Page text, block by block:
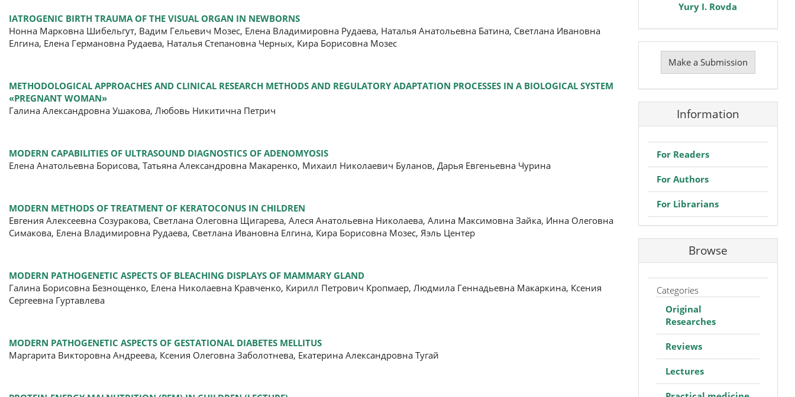
IATROGENIC BIRTH TRAUMA OF THE VISUAL ORGAN IN NEWBORNS
Нонна Марковна Шибельгут, Вадим Гельевич Мозес, Елена Владимировна Рудаева, Наталья Анатольевна Батина, Светлана Ивановна
Елгина, Елена Германовна Рудаева, Наталья Степановна Черных, Кира Борисовна Мозес
METHODOLOGICAL APPROACHES AND CLINICAL RESEARCH METHODS AND REGULATORY ADAPTATION PROCESSES IN A BIOLOGICAL SYSTEM
«PREGNANT WOMAN»
Галина Александровна Ушакова, Любовь Никитична Петрич
MODERN CAPABILITIES OF ULTRASOUND DIAGNOSTICS OF ADENOMYOSIS
Елена Анатольевна Борисова, Татьяна Александровна Макаренко, Михаил Николаевич Буланов, Дарья Евгеньевна Чурина
MODERN METHODS OF TREATMENT OF KERATOCONUS IN CHILDREN
Евгения Алексеевна Созуракова, Светлана Олеговна Щигарева, Алеся Анатольевна Николаева, Алина Максимовна Зайка, Инна Олеговна
Симакова, Елена Владимировна Рудаева, Светлана Ивановна Елгина, Кира Борисовна Мозес, Яэль Центер
MODERN PATHOGENETIC ASPECTS OF BLEACHING DISPLAYS OF MAMMARY GLAND
Галина Борисовна Безнощенко, Елена Николаевна Кравченко, Кирилл Петрович Кропмаер, Людмила Геннадьевна Макаркина, Ксения
Сергеевна Гуртавлева
MODERN PATHOGENETIC ASPECTS OF GESTATIONAL DIABETES MELLITUS
Маргарита Викторовна Андреева, Ксения Олеговна Заболотнева, Екатерина Александровна Тугай
Yury I. Rovda
Make
Submission
Make a Submission
Information
For Readers
For Authors
For Librarians
Browse
Categories
Original
Researches
Reviews
Lectures